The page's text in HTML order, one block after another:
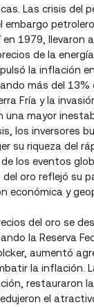
Las crisis del
embargo
en 1979, llevaron
de la
la inflación
más del 13%
Fría y la
mayor
los inversores
su riqueza del
los eventos
oro reflejó su
económica y
del oro se
la Reserva
aumentó
la inflación.
restauraron
el